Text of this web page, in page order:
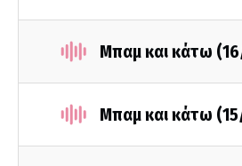
Μπαμ και κάτω
Μπαμ και κάτω